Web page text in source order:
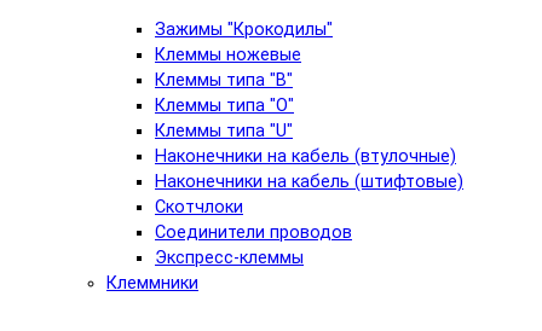
Зажимы "Крокодилы"
Клеммы ножевые
Клеммы типа "B"
Клеммы типа "O"
Клеммы типа "U"
Наконечники на кабель (втулочные)
Наконечники на кабель (штифтовые)
Скотчлоки
Соединители проводов
Экспресс-клеммы
Клеммники